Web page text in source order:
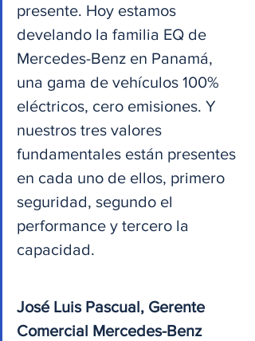
presente. Hoy estamos
develando la familia EQ de
Mercedes-Benz en Panamá,
una gama de vehículos 100%
eléctricos, cero emisiones. Y
nuestros tres valores
fundamentales están presentes
en cada uno de ellos, primero
seguridad, segundo el
performance y tercero la
capacidad.
José Luis Pascual, Gerente
Comercial Mercedes-Benz